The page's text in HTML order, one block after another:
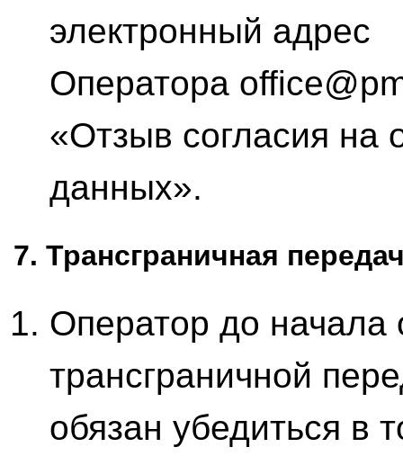
электронный адрес
Оператора
«Отзыв согласия на
данных».
7. Трансграничная
Оператор до начала
трансграничной
обязан убедиться в